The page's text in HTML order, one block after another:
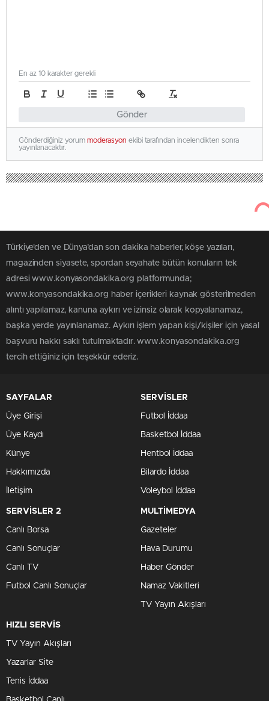
Gönder
En az 10 karakter gerekli
Gönderdiğiniz yorum moderasyon ekibi tarafından incelendikten sonra
yayınlanacaktır.
Türkiye'den ve Dünya’dan son dakika haberler, köşe yazıları,
magazinden siyasete, spordan seyahate bütün konuların tek
adresi www.konyasondakika.org platformunda;
www.konyasondakika.org haber içerikleri kaynak gösterilmeden
alıntı yapılamaz, kanuna aykırı ve izinsiz olarak kopyalanamaz,
başka yerde yayınlanamaz. Aykırı işlem yapan kişi/kişiler için yasal
başvuru hakkı saklı tutulmaktadır. www.konyasondakika.org
tercih ettiğiniz için teşekkür ederiz.
SAYFALAR
Üye Girişi
Üye Kaydı
Künye
Hakkımızda
İletişim
SERVİSLER
Futbol İddaa
Basketbol İddaa
Hentbol İddaa
Bilardo İddaa
Voleybol İddaa
SERVİSLER 2
Canlı Borsa
Canlı Sonuçlar
Canlı TV
Futbol Canlı Sonuçlar
MULTİMEDYA
Gazeteler
Hava Durumu
Haber Gönder
Namaz Vakitleri
TV Yayın Akışları
HIZLI SERVİS
TV Yayın Akışları
Yazarlar Site
Tenis İddaa